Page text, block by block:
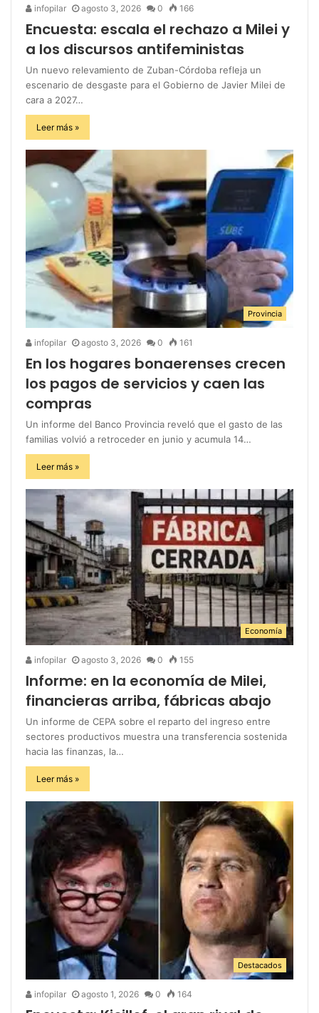
infopilar agosto 3, 2026 0 166
Encuesta: escala el rechazo a Milei y
a los discursos antifeministas
Un nuevo relevamiento de Zuban-Córdoba refleja un
escenario de desgaste para el Gobierno de Javier Milei de
cara a 2027…
Leer más »
Provincia
infopilar agosto 3, 2026 0 161
En los hogares bonaerenses crecen
los pagos de servicios y caen las
compras
Un informe del Banco Provincia reveló que el gasto de las
familias volvió a retroceder en junio y acumula 14…
Leer más »
Economía
infopilar agosto 3, 2026 0 155
Informe: en la economía de Milei,
financieras arriba, fábricas abajo
Un informe de CEPA sobre el reparto del ingreso entre
sectores productivos muestra una transferencia sostenida
hacia las finanzas, la…
Leer más »
Destacados
infopilar agosto 1, 2026 0 164